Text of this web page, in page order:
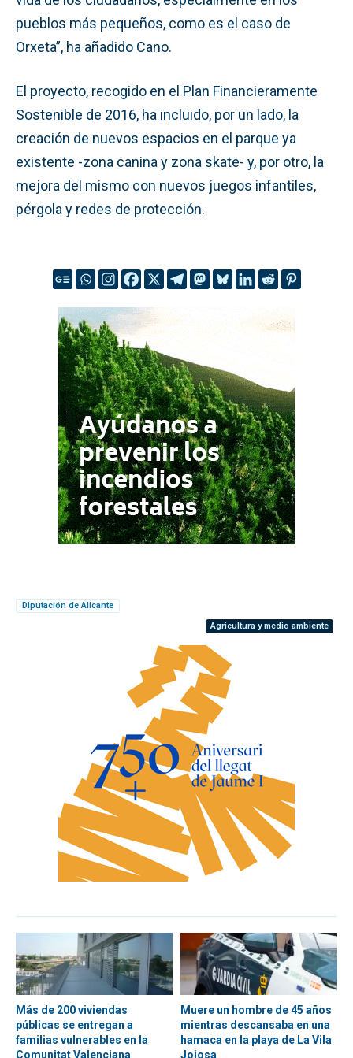
pueblos más pequeños, como es el caso de
Orxeta”, ha añadido Cano.
El proyecto, recogido en el Plan Financieramente
Sostenible de 2016, ha incluido, por un lado, la
creación de nuevos espacios en el parque ya
existente -zona canina y zona skate- y, por otro, la
mejora del mismo con nuevos juegos infantiles,
pérgola y redes de protección.
Diputación de Alicante
Agricultura y medio ambiente
Más de 200 viviendas
públicas se entregan a
familias vulnerables en la
Comunitat Valenciana
Muere un hombre de 45 años
mientras descansaba en una
hamaca en la playa de La Vila
Joiosa